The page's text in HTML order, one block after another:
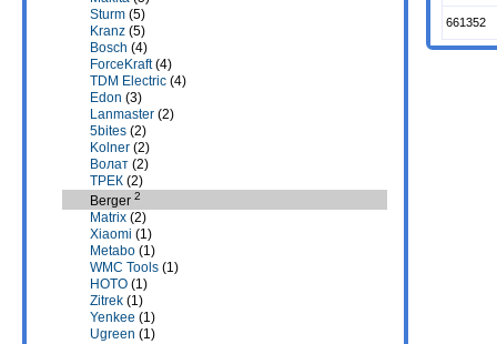
Sturm (5)
Kranz (5)
Bosch (4)
ForceKraft(4)
TDM Electric (4)
Edon (3)
Lanmaster (2)
5bites (2)
Kolner (2)
Волат (2)
ТРЕК (2)
Berger 2
Matrix (2)
Xiaomi (1)
Metabo (1)
WMC Tools (1)
HOTO (1)
Zitrek (1)
Yenkee (1)
Ugreen (1)
661352